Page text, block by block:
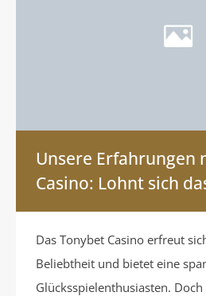
Unsere Erfahrungen
Casino: Lohnt sich
Das Tonybet Casino erfreut
Beliebtheit und bietet eine
Glücksspielenthusiasten.